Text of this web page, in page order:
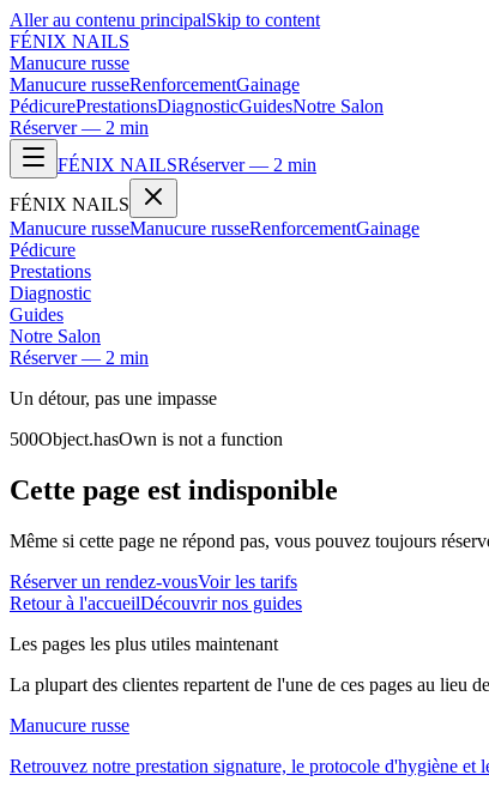
Aller au contenu principalSkip to content
FÉNIX NAILS
Manucure russe
Manucure russeRenforcementGainage
PédicurePrestationsDiagnosticGuidesNotre Salon
Réserver — 2 min
FÉNIX NAILSRéserver — 2 min
FÉNIX NAILS
Manucure russeManucure russeRenforcementGainage
Pédicure
Prestations
Diagnostic
Guides
Notre Salon
Réserver — 2 min
Un détour, pas une impasse
500Object.hasOwn is not a function
Cette page est indisponible
Même si cette page ne répond pas, vous pouvez toujours
Réserver un rendez-vousVoir les tarifs
Retour à l'accueilDécouvrir nos guides
Les pages les plus utiles maintenant
La plupart des clientes repartent de l'une de ces pages au lieu
Manucure russe
Retrouvez notre prestation signature, le protocole d'hygiène et